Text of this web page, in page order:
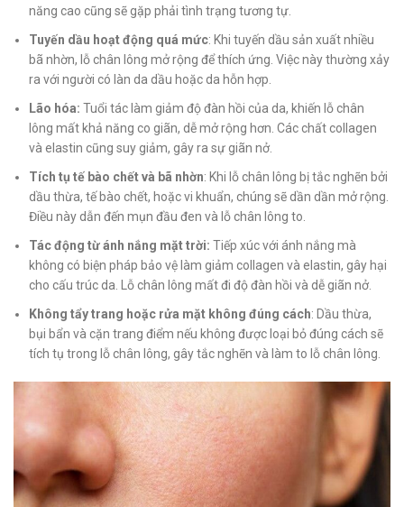
năng cao cũng sẽ gặp phải tình trạng tương tự.
Tuyến dầu hoạt động quá mức: Khi tuyến dầu sản xuất nhiều
bã nhờn, lỗ chân lông mở rộng để thích ứng. Việc này thường xảy
ra với người có làn da dầu hoặc da hỗn hợp.
Lão hóa: Tuổi tác làm giảm độ đàn hồi của da, khiến lỗ chân
lông mất khả năng co giãn, dễ mở rộng hơn. Các chất collagen
và elastin cũng suy giảm, gây ra sự giãn nở.
Tích tụ tế bào chết và bã nhờn: Khi lỗ chân lông bị tắc nghẽn bởi
dầu thừa, tế bào chết, hoặc vi khuẩn, chúng sẽ dần dần mở rộng.
Điều này dẫn đến mụn đầu đen và lỗ chân lông to.
Tác động từ ánh nắng mặt trời: Tiếp xúc với ánh nắng mà
không có biện pháp bảo vệ làm giảm collagen và elastin, gây hại
cho cấu trúc da. Lỗ chân lông mất đi độ đàn hồi và dễ giãn nở.
Không tẩy trang hoặc rửa mặt không đúng cách: Dầu thừa,
bụi bẩn và cặn trang điểm nếu không được loại bỏ đúng cách sẽ
tích tụ trong lỗ chân lông, gây tắc nghẽn và làm to lỗ chân lông.